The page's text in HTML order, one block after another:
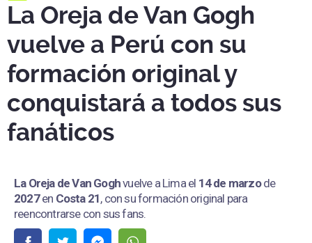
La Oreja de Van Gogh
vuelve a Perú con su
formación original y
conquistará a todos sus
fanáticos
La Oreja de Van Goghvuelve a Lima el 14 de marzode
2027en Costa 21, con su formación original para
reencontrarse con sus fans.